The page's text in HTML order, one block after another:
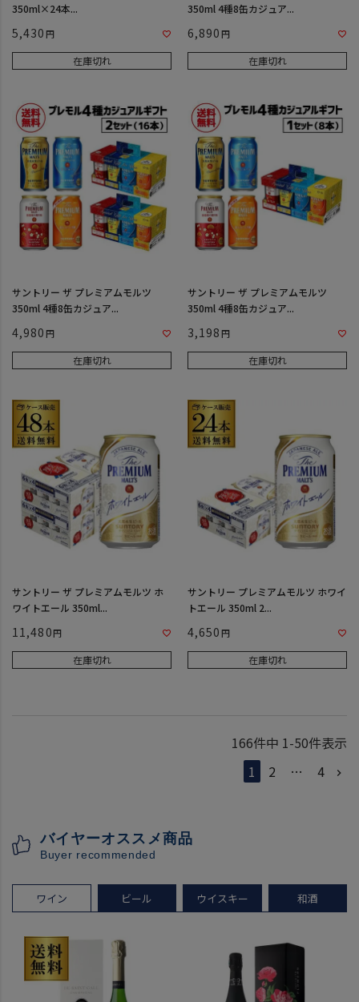
350ml×24本...
5,430
在庫切れ
350ml 4種8缶カジュア...
6,890
在庫切れ
サントリー ザ プレミアムモルツ
350ml 4種8缶カジュア...
4,980
在庫切れ
サントリー ザ プレミアムモルツ
350ml 4種8缶カジュア...
3,198
在庫切れ
サントリー ザ プレミアムモルツ ホ
ワイトエール 350ml...
11,480
在庫切れ
サントリー プレミアムモルツ ホワイ
トエール 350ml 2...
4,650
在庫切れ
166件中 1-50件表示
1
2 … 4
バイヤーオススメ商品
Buyer recommended
ワイン ビール ウイスキー 和酒